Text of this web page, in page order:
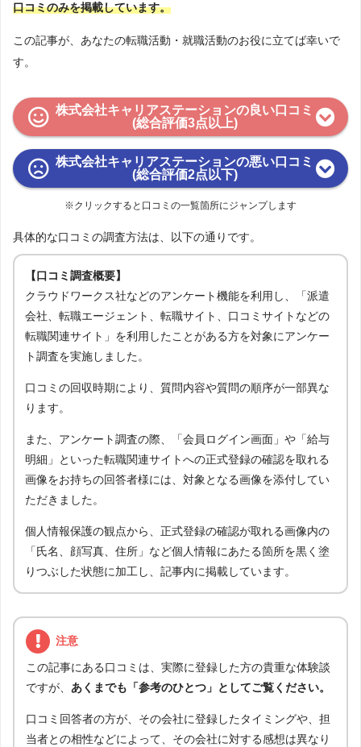
口コミのみを掲載しています。
この記事が、あなたの転職活動・就職活動のお役に立てば幸いで
す。
株式会社キャリアステーションの良い口コミ
(総合評価3点以上)
株式会社キャリアステーションの悪い口コミ
(総合評価2点以下)
※クリックすると口コミの一覧箇所にジャンプします
具体的な口コミの調査方法は、以下の通りです。
【口コミ調査概要】
クラウドワークス社などのアンケート機能を利用し、「派遣
会社、転職エージェント、転職サイト、口コミサイトなどの
転職関連サイト」を利用したことがある方を対象にアンケー
ト調査を実施しました。
口コミの回収時期により、質問内容や質問の順序が一部異な
ります。
また、アンケート調査の際、「会員ログイン画面」や「給与
明細」といった転職関連サイトへの正式登録の確認を取れる
画像をお持ちの回答者様には、対象となる画像を添付してい
ただきました。
個人情報保護の観点から、正式登録の確認が取れる画像内の
「氏名、顔写真、住所」など個人情報にあたる箇所を黒く塗
りつぶした状態に加工し、記事内に掲載しています。
注意
この記事にある口コミは、実際に登録した方の貴重な体験談
ですが、 あくまでも「参考のひとつ」としてご覧ください。
口コミ回答者の方が、その会社に登録したタイミングや、担
当者との相性などによって、その会社に対する感想は異なり